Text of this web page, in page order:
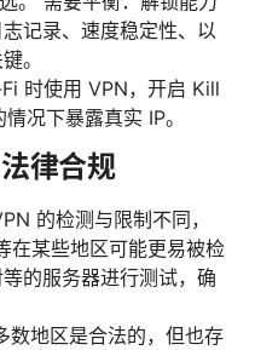
记录、速度稳定性、以
。
时使用 VPN，开启 Kill
况下暴露真实 IP。
律合规
的检测与限制不同，
某些地区可能更易被检
的服务器进行测试，确
数地区是合法的，但也存